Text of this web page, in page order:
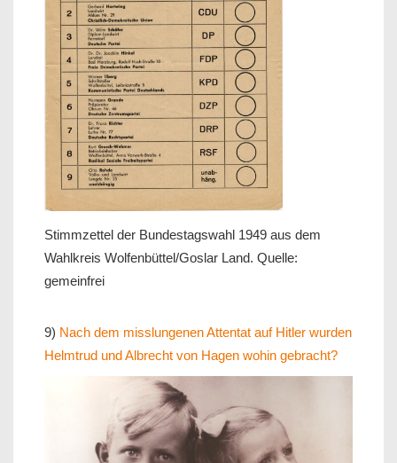
Stimmzettel der Bundestagswahl 1949 aus dem
Wahlkreis Wolfenbüttel/Goslar Land. Quelle:
gemeinfrei
9) Nach dem misslungenen Attentat auf Hitler wurden
Helmtrud und Albrecht von Hagen wohin gebracht?